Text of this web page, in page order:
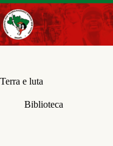
Pular
para
o
conteúdo
Terra e luta
Biblioteca